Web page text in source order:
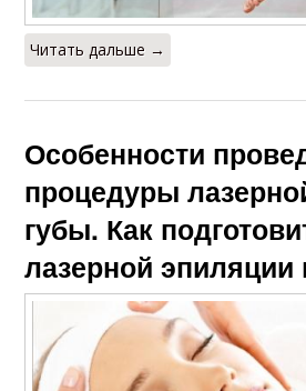
Читать дальше →
Особенности
процедуры
губы. Как
лазерной эпиляции